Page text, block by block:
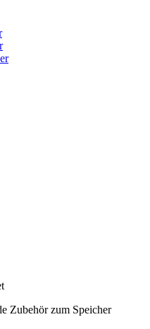
Zubehör zum Speicher